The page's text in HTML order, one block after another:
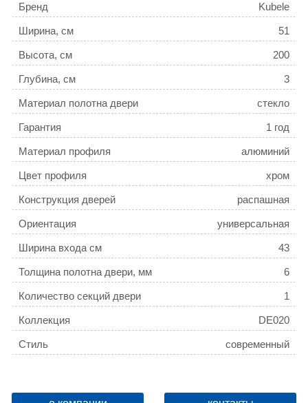
Бренд Kubele
Ширина, см 51
Высота, см 200
Глубина, см 3
Материал полотна двери стекло
Гарантия 1 год
Материал профиля алюминий
Цвет профиля хром
Конструкция дверей распашная
Ориентация универсальная
Ширина входа см 43
Толщина полотна двери, мм 6
Количество секций двери 1
Коллекция DE020
Стиль современный
Монтаж
Напольный